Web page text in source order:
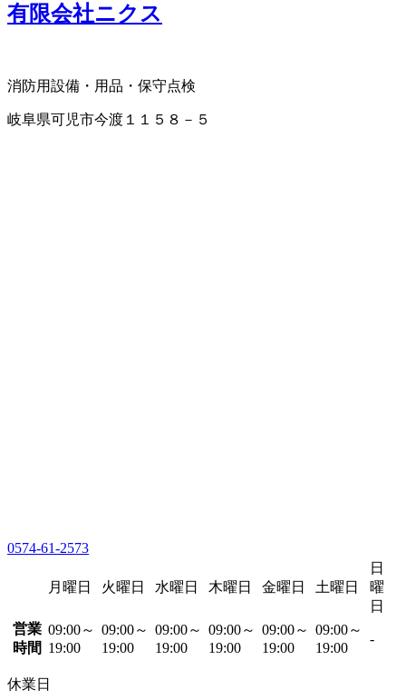
有限会社ニクス
消防用設備・用品・保守点検
岐阜県可児市今渡１１５８－５
0574-61-2573
月曜日 火曜日 水曜日 木曜日 金曜日 土曜日
日
曜
日
営業
時間
09:00～
19:00
09:00～
19:00
09:00～
19:00
09:00～
19:00
09:00～
19:00
09:00～
19:00
-
休業日